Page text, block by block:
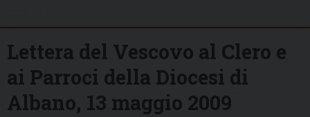
Lettera del Vescovo al Clero e
ai Parroci della Diocesi di
Albano, 13 maggio 2009